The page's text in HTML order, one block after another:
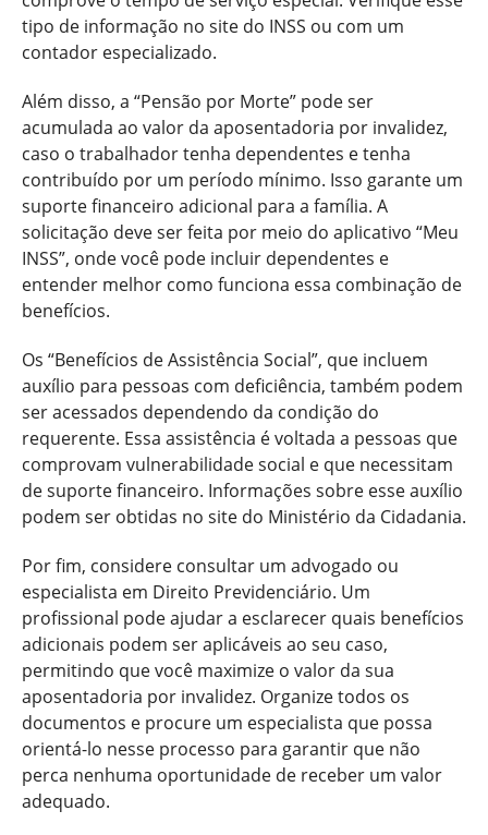
tipo de informação no site do INSS ou com um
contador especializado.
Além disso, a “Pensão por Morte” pode ser
acumulada ao valor da aposentadoria por invalidez,
caso o trabalhador tenha dependentes e tenha
contribuído por um período mínimo. Isso garante um
suporte financeiro adicional para a família. A
solicitação deve ser feita por meio do aplicativo “Meu
INSS”, onde você pode incluir dependentes e
entender melhor como funciona essa combinação de
benefícios.
Os “Benefícios de Assistência Social”, que incluem
auxílio para pessoas com deficiência, também podem
ser acessados dependendo da condição do
requerente. Essa assistência é voltada a pessoas que
comprovam vulnerabilidade social e que necessitam
de suporte financeiro. Informações sobre esse auxílio
podem ser obtidas no site do Ministério da Cidadania.
Por fim, considere consultar um advogado ou
especialista em Direito Previdenciário. Um
profissional pode ajudar a esclarecer quais benefícios
adicionais podem ser aplicáveis ao seu caso,
permitindo que você maximize o valor da sua
aposentadoria por invalidez. Organize todos os
documentos e procure um especialista que possa
orientá-lo nesse processo para garantir que não
perca nenhuma oportunidade de receber um valor
adequado.